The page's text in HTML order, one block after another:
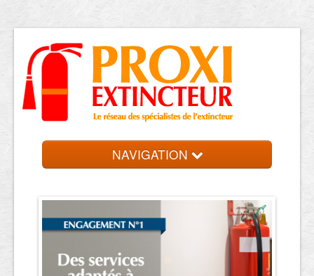
NAVIGATION